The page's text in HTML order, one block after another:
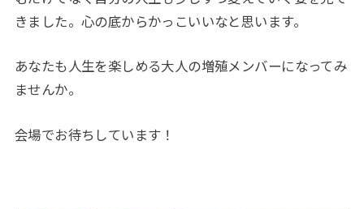
きました。心の底からかっこいいなと思います。
あなたも人生を楽しめる大人の増殖メンバーになってみ
ませんか。
会場でお待ちしています！